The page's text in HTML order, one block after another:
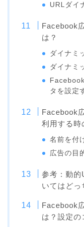
URLダイ
Facebook
は？
ダイナミ
ダイナミ
タを設定
Facebook
利用する時
名前を付
広告の目
参考：動的
いてはどっ
Facebook
は？設定の